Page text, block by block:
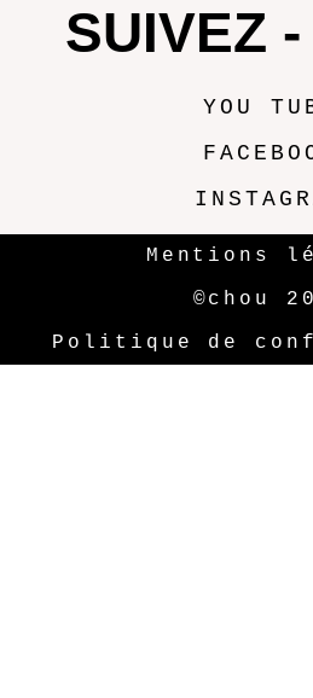
SUIVEZ
YOU
Mentions
©chou
Politique de